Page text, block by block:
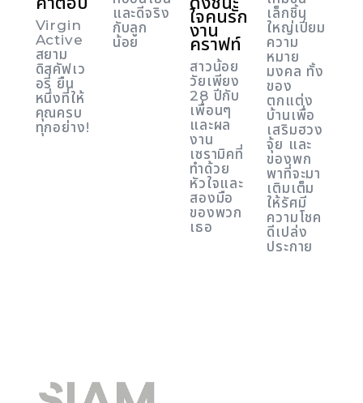
Virgin
Active
สยาม
ดิสคัฟเว
อรี่ ยืน
หนึ่งที่ให้
คุณครบ
ทุกอย่าง!
และดีจริง
กับลูก
น้อย
ใจคนรัก
งาน
คราฟท์
สาวน้อย
วัยเพียง
28 ปีกับ
เพื่อนๆ
และผล
งาน
เซรามิคที่
ทำด้วย
หัวใจและ
สองมือ
ของพวก
เธอ
เล็กชิ้น
ใหญ่เปี่ยม
ความ
หมาย
มงคล ทั้ง
ของ
ตกแต่ง
บ้านเพื่อ
เสริมฮวง
จุ้ย และ
ของพก
พาที่จะมา
เติมเต็ม
ให้รัศมี
ความโชค
ดีเปล่ง
ประกาย